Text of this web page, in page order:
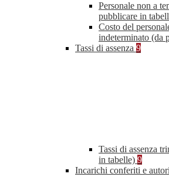
Personale non a
pubblicare in
Costo del
indeterminato (da
Tassi di assenza 9
Tassi di assenza
in tabelle) 9
Incarichi conferiti e